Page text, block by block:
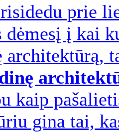
prie
dėmesį į kai
architektūrą,
kaip
gina tai,